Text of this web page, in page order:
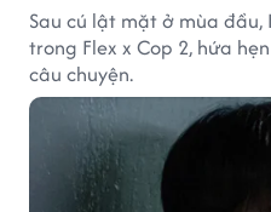
Sau cú lật mặt ở mùa đầu,
trong Flex x Cop 2, hứa
câu chuyện.